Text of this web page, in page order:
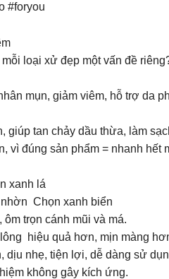
#foryou
loại xử đẹp một vấn đề
mụn, giảm viêm, hỗ trợ da
tan chảy dầu thừa, làm
vì đúng sản phẩm = nhanh hết
xanh lá
nhờn Chọn xanh biển
trọn cánh mũi và má.
hiệu quả hơn, mịn màng
dịu nhẹ, tiện lợi, dễ dàng sử
không gây kích ứng.